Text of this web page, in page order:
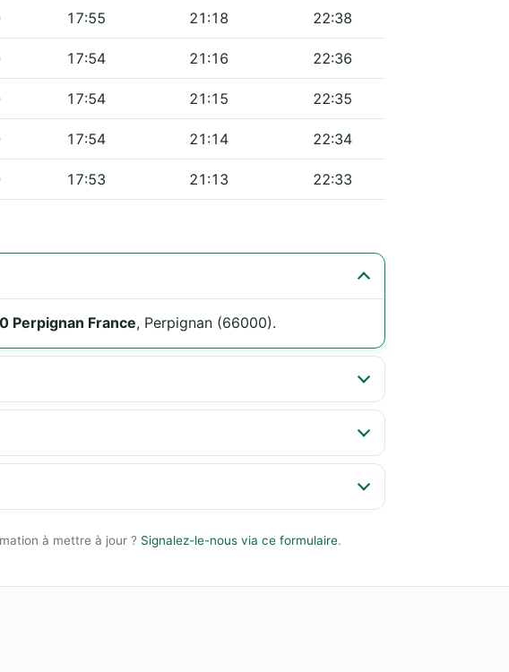
17:55 21:18 22:38
17:54 21:16 22:36
17:54 21:15 22:35
17:54 21:14 22:34
17:53 21:13 22:33
Perpignan France, Perpignan (66000).
à mettre à jour ? Signalez-le-nous via ce formulaire.